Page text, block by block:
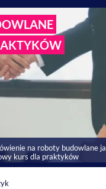
na roboty budowlane
kurs dla praktyków